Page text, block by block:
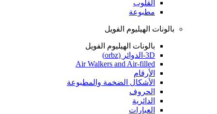
القلوب
مطبوعة
بالونات الهيليوم الفويل
بالونات الهيليوم الفويل
3D-الدوائر (orbz)
Air Walkers and Air-filled
الأرقام
الأشكال الضخمة والمطبوعة
الحروف
الدائرية
العبارات